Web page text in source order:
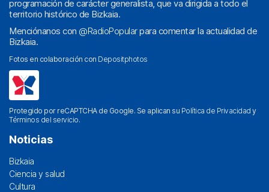
programación de carácter generalista, que va dirigida a todo el
territorio histórico de Bizkaia.
Menciónanos con @RadioPopularpara comentar la actualidad de
Bizkaia.
Fotos en colaboración con Depositphotos
Protegido por reCAPTCHA de Google. Se aplican su Política de Privacidad y
Términos del servicio.
Noticias
Bizkaia
Ciencia y salud
Cultura